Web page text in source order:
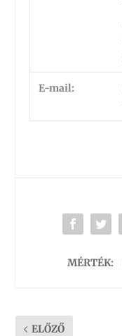
E-mail:
MÉRTÉK:
ELŐZŐ